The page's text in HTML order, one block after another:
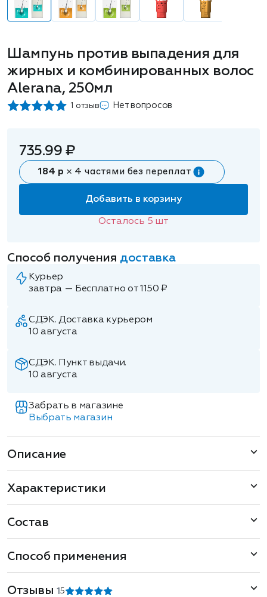
Шампунь против выпадения для
жирных и комбинированных волос
Alerana, 250мл
1 отзыв Нет вопросов
735.99 ₽
184 р × 4 частями без переплат
Добавить в корзину
Осталось 5 шт
Способ получения доставка
Курьер
завтра — Бесплатно от 1150 ₽
СДЭК. Доставка курьером
10 августа
СДЭК. Пункт выдачи.
10 августа
Забрать в магазине
Выбрать магазин
Описание
Характеристики
Состав
Способ применения
Отзывы1 5